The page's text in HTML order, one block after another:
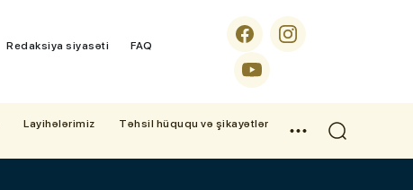
Redaksiya siyasəti
FAQ
Layihələrimiz
Təhsil hüququ və şikayətlər